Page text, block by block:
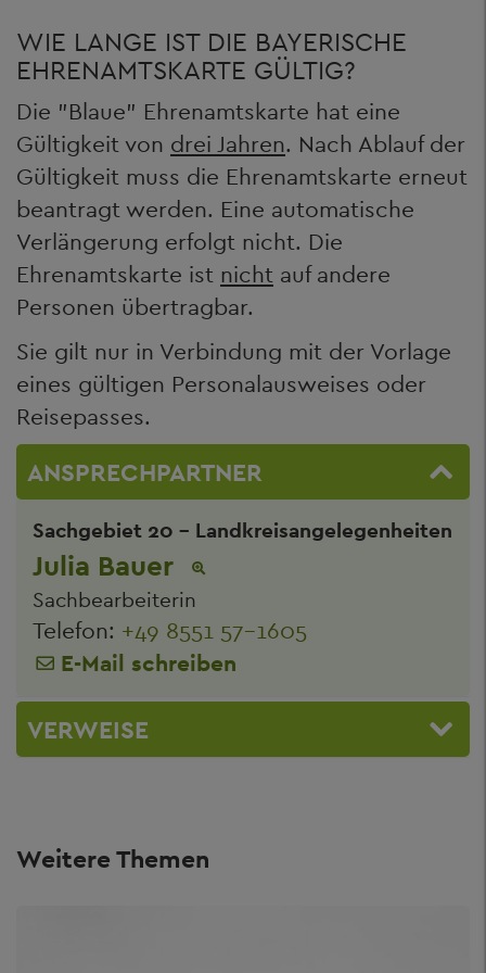
WIE LANGE IST DIE BAYERISCHE
EHRENAMTSKARTE GÜLTIG?
Die "Blaue" Ehrenamtskarte hat eine
Gültigkeit von drei Jahren. Nach Ablauf der
Gültigkeit muss die Ehrenamtskarte erneut
beantragt werden. Eine automatische
Verlängerung erfolgt nicht. Die
Ehrenamtskarte ist nicht auf andere
Personen übertragbar.
Sie gilt nur in Verbindung mit der Vorlage
eines gültigen Personalausweises oder
Reisepasses.
ANSPRECHPARTNER
Sachgebiet 20 - Landkreisangelegenheiten
Julia Bauer
Sachbearbeiterin
Telefon: +49 8551 57-1605
E-Mail schreiben
VERWEISE
Weitere Themen